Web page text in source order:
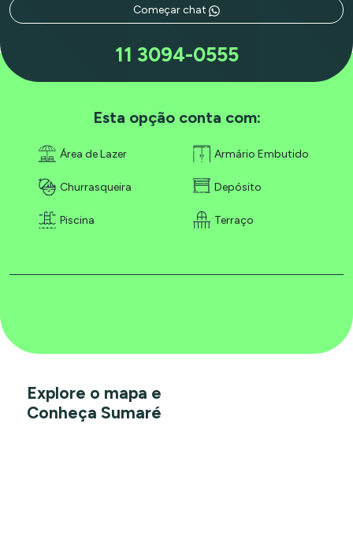
Começar chat
11 3094-0555
Esta opção conta com:
Área de Lazer Armário Embutido
Churrasqueira Depósito
Piscina Terraço
Explore o mapa e
Conheça Sumaré